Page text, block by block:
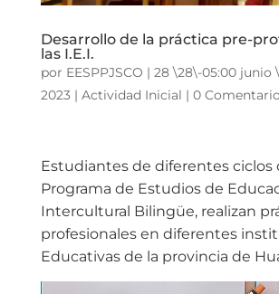
Desarrollo de la práctica pre-
las I.E.I.
por EESPPJSCO | 28 \28\-05:00 junio
2023| Actividad Inicial | 0
Estudiantes de diferentes ciclos
Programa de Estudios de
Intercultural Bilingüe, realizan
profesionales en diferentes
Educativas de la provincia de